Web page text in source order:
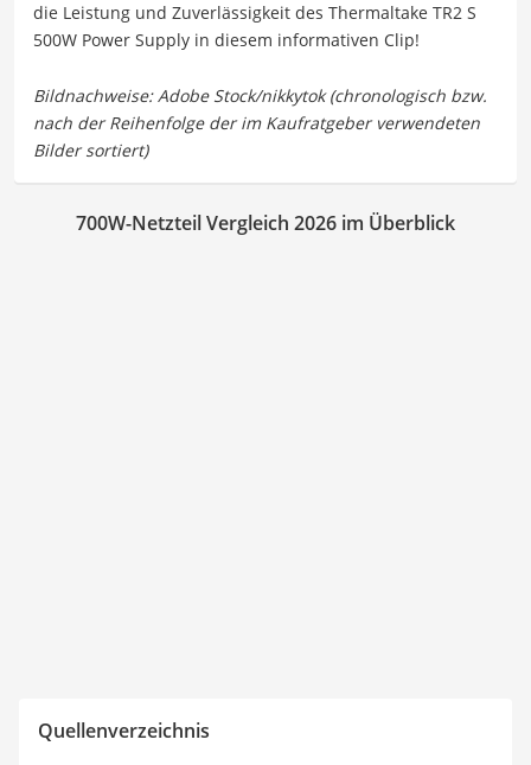
die Leistung und Zuverlässigkeit des Thermaltake TR2 S
500W Power Supply in diesem informativen Clip!
700W-Netzteil Vergleich 2026 im Überblick
Quellenverzeichnis